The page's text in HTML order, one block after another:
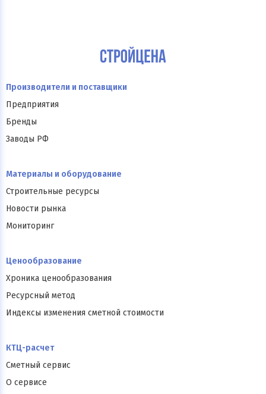
Производители и поставщики
Предприятия
Бренды
Заводы РФ
Материалы и оборудование
Строительные ресурсы
Новости рынка
Мониторинг
Ценообразование
Хроника ценообразования
Ресурсный метод
Индексы изменения сметной стоимости
КТЦ-расчет
Сметный сервис
О сервисе